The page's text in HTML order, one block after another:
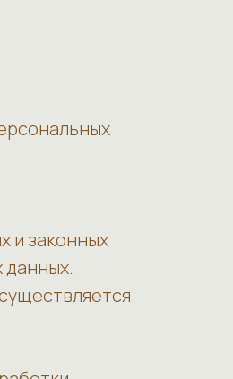
и законных
данных.